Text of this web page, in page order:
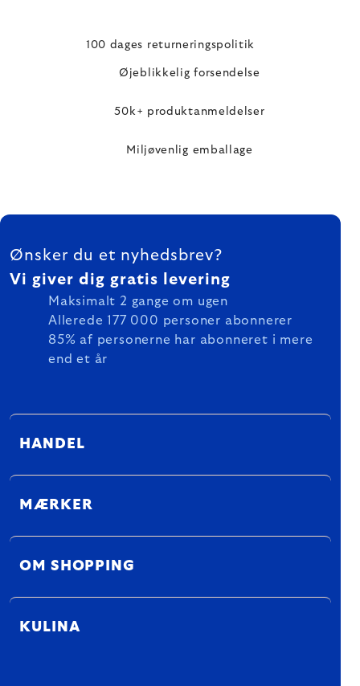
100 dages returneringspolitik
Øjeblikkelig forsendelse
50k+ produktanmeldelser
Miljøvenlig emballage
FOOTER
Ønsker du et nyhedsbrev?
Vi giver dig gratis levering
Maksimalt 2 gange om ugen
Allerede 177 000 personer abonnerer
85% af personerne har abonneret i mere
end et år
HANDEL
MÆRKER
OM SHOPPING
KULINA